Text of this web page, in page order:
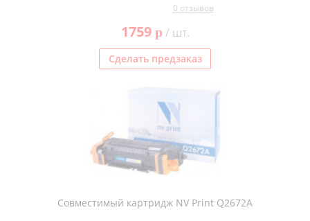
0 отзывов
1759 p/ шт.
Сделать предзаказ
Совместимый картридж NV Print Q2672A